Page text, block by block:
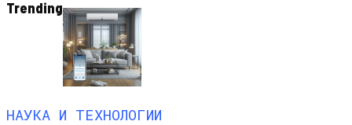
Trending
НАУКА И ТЕХНОЛОГИИ